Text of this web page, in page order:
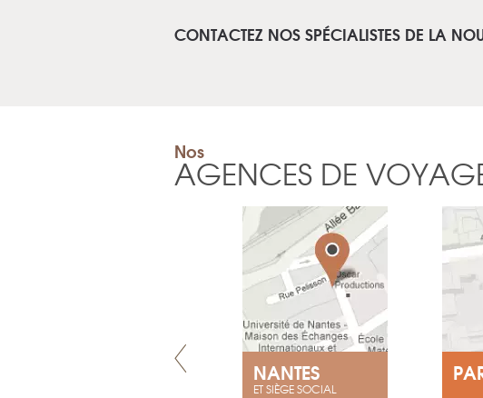
CONTACTEZ NOS SPÉCIALISTES DE LA
Nos
AGENCES DE
NANTES
ET SIÈGE SOCIAL